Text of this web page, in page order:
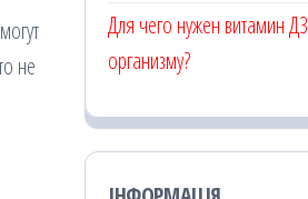
не
Для чего нужен витамин Д3
организму?